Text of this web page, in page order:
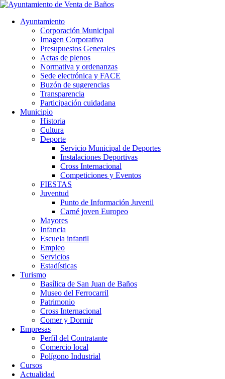
Ayuntamiento
Corporación Municipal
Imagen Corporativa
Presupuestos Generales
Actas de plenos
Normativa y ordenanzas
Sede electrónica y FACE
Buzón de sugerencias
Transparencia
Participación cuidadana
Municipio
Historia
Cultura
Deporte
Servicio Municipal de Deportes
Instalaciones Deportivas
Cross Internacional
Competiciones y Eventos
FIESTAS
Juventud
Punto de Información Juvenil
Carné joven Europeo
Mayores
Infancia
Escuela infantil
Empleo
Servicios
Estadísticas
Turismo
Basílica de San Juan de Baños
Museo del Ferrocarril
Patrimonio
Cross Internacional
Comer y Dormir
Empresas
Perfil del Contratante
Comercio local
Polígono Industrial
Cursos
Actualidad